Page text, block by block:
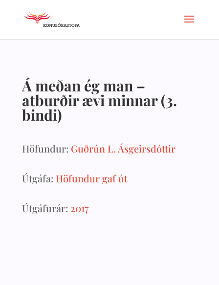
Á meðan ég man –
atburðir ævi minnar (3.
bindi)
Höfundur: Guðrún L. Ásgeirsdóttir
Útgáfa: Höfundur gaf út
Útgáfurár: 2017